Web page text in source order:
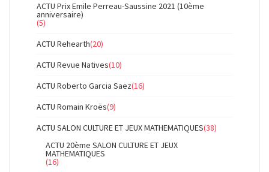
ACTU Prix Emile Perreau-Saussine 2021 (10ème
anniversaire)
(5)
ACTU Rehearth(20)
ACTU Revue Natives(10)
ACTU Roberto Garcia Saez(16)
ACTU Romain Kroës(9)
ACTU SALON CULTURE ET JEUX MATHEMATIQUES(38)
ACTU 20ème SALON CULTURE ET JEUX
MATHEMATIQUES
(16)